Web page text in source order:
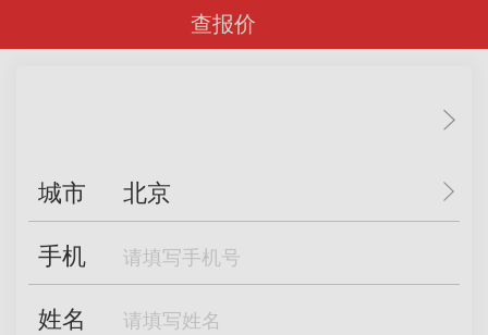
查报价
城市 北京
手机
姓名